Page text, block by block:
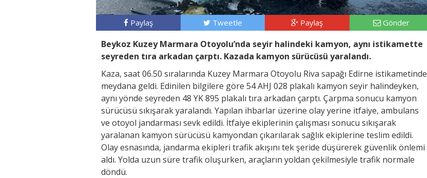
Paylaş Tweetle Paylaş Gönder
Beykoz Kuzey Marmara Otoyolu’nda seyir halindeki kamyon, aynı istikamette
seyreden tıra arkadan çarptı. Kazada kamyon sürücüsü yaralandı.
Kaza, saat 06.50 sıralarında Kuzey Marmara Otoyolu Riva sapağı Edirne istikametinde
meydana geldi. Edinilen bilgilere göre 54 AHJ 028 plakalı kamyon seyir halindeyken,
aynı yönde seyreden 48 YK 895 plakalı tıra arkadan çarptı. Çarpma sonucu kamyon
sürücüsü sıkışarak yaralandı. Yapılan ihbarlar üzerine olay yerine itfaiye, ambulans
ve otoyol jandarması sevk edildi. İtfaiye ekiplerinin çalışması sonucu sıkışarak
yaralanan kamyon sürücüsü kamyondan çıkarılarak sağlık ekiplerine teslim edildi.
Olay esnasında, jandarma ekipleri trafik akışını tek şeride düşürerek güvenlik önlemi
aldı. Yolda uzun süre trafik oluşurken, araçların yoldan çekilmesiyle trafik normale
döndü.